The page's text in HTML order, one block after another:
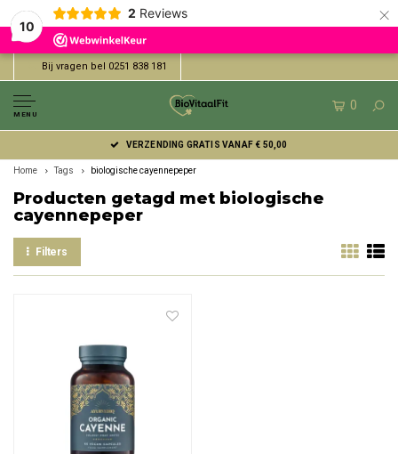
10
2 Reviews ×
Bij vragen bel 0251 838 181
MENU
0
VERZENDING GRATIS VANAF € 50,00
Home Tags biologische cayennepeper
Producten getagd met biologische
cayennepeper
Filters